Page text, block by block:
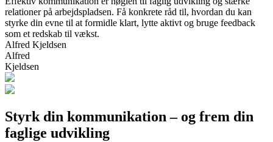
relationer på arbejdspladsen. Få konkrete råd til, hvordan du kan
styrke din evne til at formidle klart, lytte aktivt og bruge feedback
som et redskab til vækst.
Alfred Kjeldsen
Alfred
Kjeldsen
Styrk din kommunikation – og frem din
faglige udvikling